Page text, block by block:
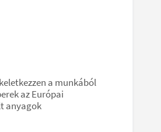
a munkából
az Európai
anyagok